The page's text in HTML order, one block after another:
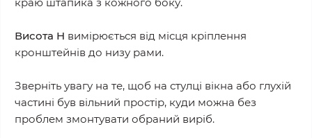
Висота H вимірюється від місця кріплення
кронштейнів до низу рами.
Зверніть увагу на те, щоб на стулці вікна або глухій
частині був вільний простір, куди можна без
проблем змонтувати обраний виріб.